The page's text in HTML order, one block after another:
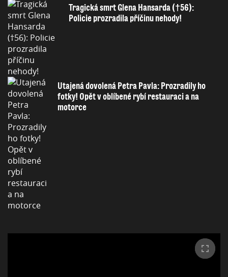
Tragická smrt Glena Hansarda (†56):
Policie prozradila příčinu nehody!
Utajená dovolená Petra Pavla: Prozradily ho
fotky! Opět v oblíbené rybí restauraci a na
motorce